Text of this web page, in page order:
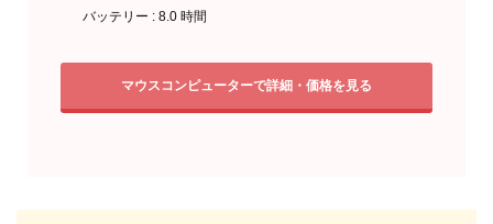
バッテリー : 8.0 時間
マウスコンピューターで詳細・価格を見る